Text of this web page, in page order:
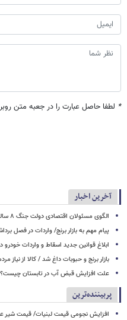
* لطفا حاصل عبارت را در جعبه متن
آخرین اخبار
الگوی مسئولان اقتصادی دولت جنگ ۸ ساله باشد
پیام مهم به بازار برنج/ واردات در فصل
ابلاغ قوانین جدید اسقاط و واردات خودرو در ۱۴۰۵/ محدودیت تردد و سوخت‌رسانی به
بازار برنج و حبوبات داغ شد / کالا از نیاز
علت افزایش قبض آب در تابستان چیست؟
پربیننده‌ترین
افزایش نجومی قیمت لبنیات/ قیمت